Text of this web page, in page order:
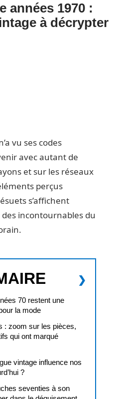
années 1970 :
à décrypter
vu ses codes
avec autant de
et sur les réseaux
perçus
s’affichent
incontournables du
70 restent une
la mode
: zoom sur les pièces,
qui ont marqué
vintage influence nos
?
seventies à son